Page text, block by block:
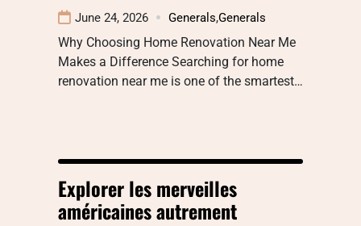
June 24, 2026 Generals,Generals
Why Choosing Home Renovation Near Me
Makes a Difference Searching for home
renovation near me is one of the smartest…
Explorer les merveilles
américaines autrement